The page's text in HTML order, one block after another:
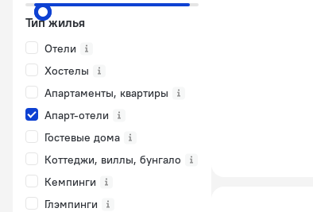
Тип жилья
Отели
Хостелы
Апартаменты, квартиры
Апарт-отели
Гостевые дома
Коттеджи, виллы, бунгало
Кемпинги
Глэмпинги